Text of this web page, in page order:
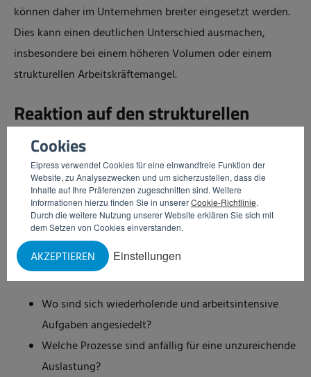
Cookies
Elpress verwendet Cookies für eine einwandfreie Funktion der
Website, zu Analysezwecken und um sicherzustellen, dass die
Inhalte auf Ihre Präferenzen zugeschnitten sind. Weitere
Informationen hierzu finden Sie in unsererCookie-Richtlinie.
Durch die weitere Nutzung unserer Website erklären Sie sich mit
dem Setzen von Cookies einverstanden.
Einstellungen
AKZEPTIEREN
können daher im Unternehmen breiter eingesetzt werden.
Dies kann einen deutlichen Unterschied ausmachen,
insbesondere bei einem höheren Volumen oder einem
strukturellen Arbeitskräftemangel.
Reaktion auf den strukturellen
Arbeitskräftemangel
Der Arbeitskräftemangel in der Industrie ist kein
vorübergehendes Problem. Deshalb überlegen immer mehr
Unternehmen, wie sie ihre Prozesse zukunftssicher machen
können. Ein guter erster Schritt besteht darin, die
derzeitigen Arbeitsmethoden kritisch zu hinterfragen. Zum
Beispiel, indem man sich Fragen stellt wie:
Wo sind sich wiederholende und arbeitsintensive
Aufgaben angesiedelt?
Welche Prozesse sind anfällig für eine unzureichende
Auslastung?